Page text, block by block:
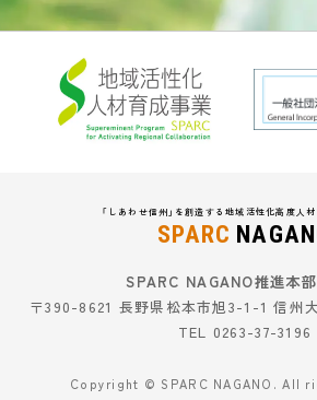
「しあわせ信州」を創造する地域活性化高度人
SPARC
SPARC NAGANO推進本
〒390-8621 長野県松本市旭3-1-1 信州
TEL 0263-37-3196
Copyright © SPARC NAGANO. All